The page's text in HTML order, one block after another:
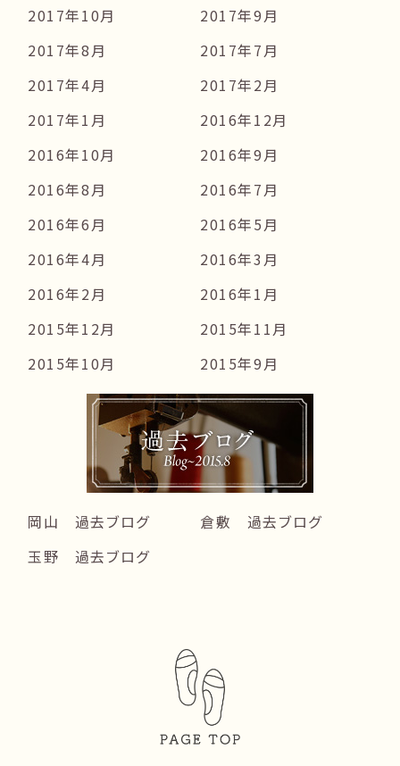
2017年10月
2017年9月
2017年8月
2017年7月
2017年4月
2017年2月
2017年1月
2016年12月
2016年10月
2016年9月
2016年8月
2016年7月
2016年6月
2016年5月
2016年4月
2016年3月
2016年2月
2016年1月
2015年12月
2015年11月
2015年10月
2015年9月
岡山 過去ブログ
倉敷 過去ブログ
玉野 過去ブログ